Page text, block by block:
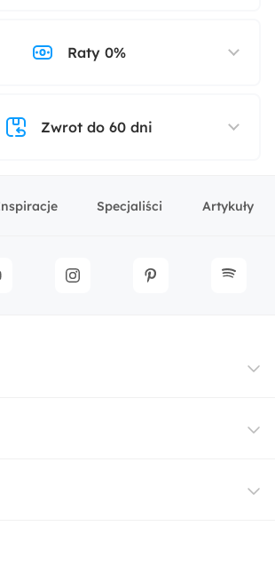
Raty 0%
Zwrot do 60 dni
Specjaliści Artykuły